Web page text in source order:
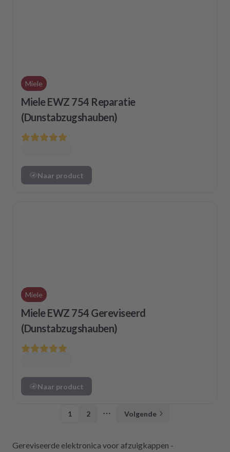
Miele
Miele EWZ 754 Reparatie
(Dunstabzugshauben)
Naar product
Miele
Miele EWZ 754 Gereviseerd
(Dunstabzugshauben)
Naar product
1 2
More pages
Volgende
Gereviseerde elektronica voor afzuigkappen -